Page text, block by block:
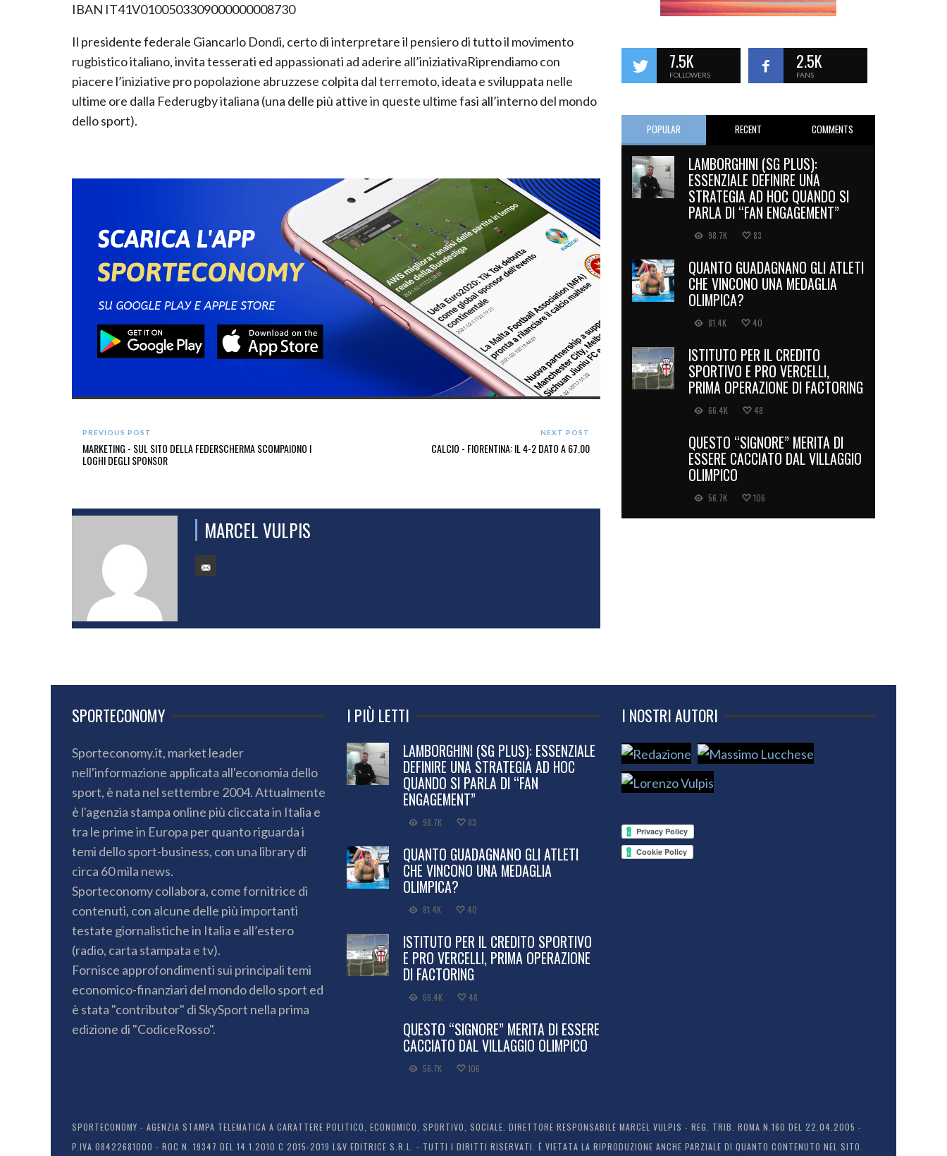
IBAN IT41V0100503309000000008730
Il presidente federale Giancarlo Dondi, certo di interpretare il pensiero di tutto il movimento
rugbistico italiano, invita tesserati ed appassionati ad aderire all’iniziativaRiprendiamo con
piacere l’iniziative pro popolazione abruzzese colpita dal terremoto, ideata e sviluppata nelle
ultime ore dalla Federugby italiana (una delle più attive in queste ultime fasi all’interno del mondo
dello sport).
PREVIOUS POST
MARKETING - SUL SITO DELLA FEDERSCHERMA SCOMPAIONO I
LOGHI DEGLI SPONSOR
NEXT POST
CALCIO - FIORENTINA: IL 4-2 DATO A 67.00
MARCEL VULPIS
7.5K
FOLLOWERS
2.5K
FANS
POPULAR RECENT COMMENTS
LAMBORGHINI (SG PLUS):
ESSENZIALE DEFINIRE UNA
STRATEGIA AD HOC QUANDO SI
PARLA DI “FAN ENGAGEMENT”
98.7K 83
QUANTO GUADAGNANO GLI ATLETI
CHE VINCONO UNA MEDAGLIA
OLIMPICA?
81.4K 40
ISTITUTO PER IL CREDITO
SPORTIVO E PRO VERCELLI,
PRIMA OPERAZIONE DI FACTORING
66.4K 48
QUESTO “SIGNORE” MERITA DI
ESSERE CACCIATO DAL VILLAGGIO
OLIMPICO
56.7K 106
SPORTECONOMY
Sporteconomy.it, market leader
nell'informazione applicata all'economia dello
sport, è nata nel settembre 2004. Attualmente
è l'agenzia stampa online più cliccata in Italia e
tra le prime in Europa per quanto riguarda i
temi dello sport-business, con una library di
circa 60 mila news.
Sporteconomy collabora, come fornitrice di
contenuti, con alcune delle più importanti
testate giornalistiche in Italia e all’estero
(radio, carta stampata e tv).
Fornisce approfondimenti sui principali temi
economico-finanziari del mondo dello sport ed
è stata "contributor" di SkySport nella prima
edizione di "CodiceRosso".
I PIÙ LETTI
LAMBORGHINI (SG PLUS): ESSENZIALE
DEFINIRE UNA STRATEGIA AD HOC
QUANDO SI PARLA DI “FAN
ENGAGEMENT”
98.7K 83
QUANTO GUADAGNANO GLI ATLETI
CHE VINCONO UNA MEDAGLIA
OLIMPICA?
81.4K 40
ISTITUTO PER IL CREDITO SPORTIVO
E PRO VERCELLI, PRIMA OPERAZIONE
DI FACTORING
66.4K 48
QUESTO “SIGNORE” MERITA DI ESSERE
CACCIATO DAL VILLAGGIO OLIMPICO
56.7K 106
I NOSTRI AUTORI
SPORTECONOMY - AGENZIA STAMPA TELEMATICA A CARATTERE POLITICO, ECONOMICO, SPORTIVO, SOCIALE. DIRETTORE RESPONSABILE MARCEL VULPIS - REG. TRIB. ROMA N.160 DEL 22.04.2005 -
P.IVA 08422681000 - ROC N. 19347 DEL 14.1.2010 C 2015-2019 L&V EDITRICE S.R.L. - TUTTI I DIRITTI RISERVATI. È VIETATA LA RIPRODUZIONE ANCHE PARZIALE DI QUANTO CONTENUTO NEL SITO.